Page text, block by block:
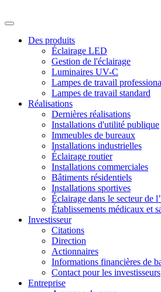
Des produits
Éclairage LED
Gestion de l'éclairage
Luminaires UV-C
Lampes de travail
Lampes de travail standard
Réalisations
Dernières réalisations
Installations d'utilité publique
Immeubles de bureaux
Installations industrielles
Éclairage routier
Installations commerciales
Bâtiments résidentiels
Installations sportives
Éclairage dans le secteur de
Établissements médicaux et
Investisseur
Citations
Direction
Actionnaires
Informations financières de
Contact pour les investisseurs
Entreprise